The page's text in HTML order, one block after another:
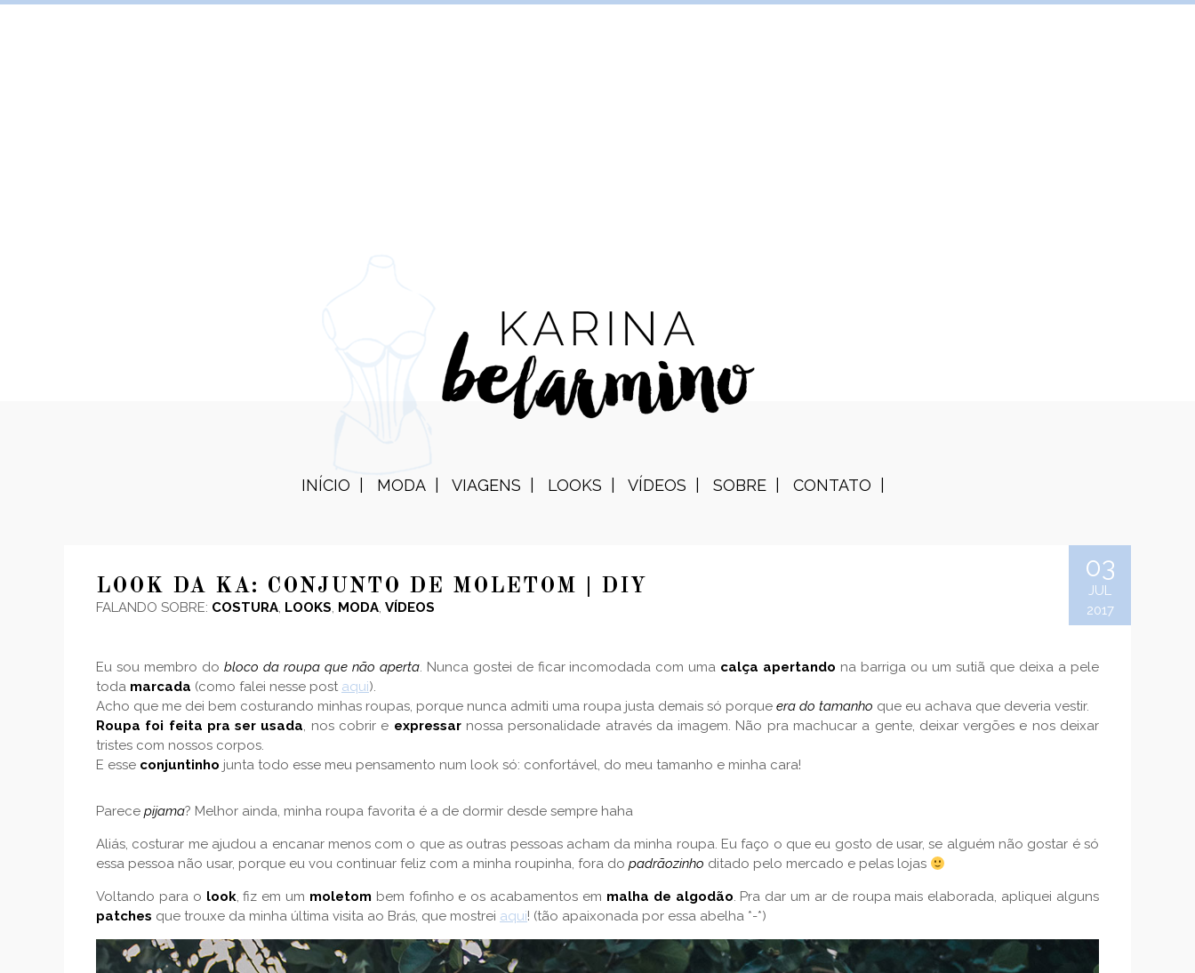
INÍCIO MODA VIAGENS LOOKS VÍDEOS SOBRE CONTATO
LOOK DA KA: CONJUNTO DE MOLETOM | DIY
FALANDO SOBRE: COSTURA, LOOKS, MODA, VÍDEOS
03
JUL
2017
Eu sou membro do bloco da roupa que não aperta. Nunca gostei de ficar incomodada com uma calça apertando na barriga ou um sutiã que deixa a pele
toda marcada (como falei nesse post aqui).
Acho que me dei bem costurando minhas roupas, porque nunca admiti uma roupa justa demais só porque era do tamanho que eu achava que deveria vestir.
Roupa foi feita pra ser usada, nos cobrir e expressarnossa personalidade através da imagem. Não pra machucar a gente, deixar vergões e nos deixar
tristes com nossos corpos.
E esse conjuntinho junta todo esse meu pensamento num look só: confortável, do meu tamanho e minha cara!
Parece pijama? Melhor ainda, minha roupa favorita é a de dormir desde sempre haha
Aliás, costurar me ajudou a encanar menos com o que as outras pessoas acham da minha roupa. Eu faço o que eu gosto de usar, se alguém não gostar é só
essa pessoa não usar, porque eu vou continuar feliz com a minha roupinha, fora do padrãozinho ditado pelo mercado e pelas lojas
Voltando para o look, fiz em um moletom bem fofinho e os acabamentos em malha de algodão. Pra dar um ar de roupa mais elaborada, apliquei alguns
patches que trouxe da minha última visita ao Brás, que mostrei aqui! (tão apaixonada por essa abelha *-*)